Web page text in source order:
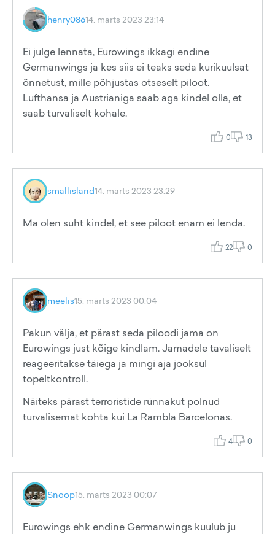
henry08614. märts 2023 23:14
Ei julge lennata, Eurowings ikkagi endine
Germanwings ja kes siis ei teaks seda kurikuulsat
õnnetust, mille põhjustas otseselt piloot.
Lufthansa ja Austrianiga saab aga kindel olla, et
saab turvaliselt kohale.
0 13
smallisland14. märts 2023 23:29
Ma olen suht kindel, et see piloot enam ei lenda.
22 0
meelis15. märts 2023 00:04
Pakun välja, et pärast seda piloodi jama on
Eurowings just kõige kindlam. Jamadele tavaliselt
reageeritakse täiega ja mingi aja jooksul
topeltkontroll.
Näiteks pärast terroristide rünnakut polnud
turvalisemat kohta kui La Rambla Barcelonas.
4 0
Snoop15. märts 2023 00:07
Eurowings ehk endine Germanwings kuulub ju